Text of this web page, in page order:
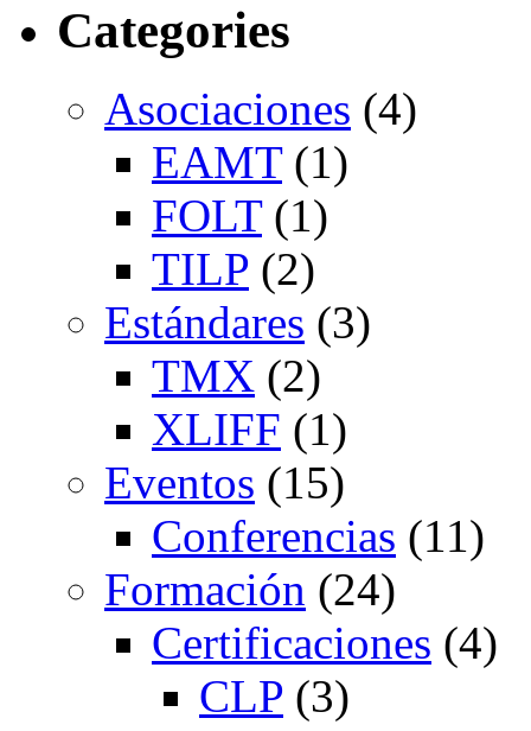
Categories
Asociaciones (4)
EAMT(1)
FOLT(1)
TILP (2)
Estándares (3)
TMX (2)
XLIFF (1)
Eventos (15)
Conferencias (11)
Formación (24)
Certificaciones (4)
CLP (3)